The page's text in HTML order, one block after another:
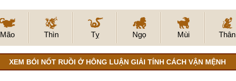
Mão Thìn Tỵ Ngọ Mùi Thân
XEM BÓI NỐT RUỒI Ở HÔNG LUẬN GIẢI TÍNH CÁCH VẬN MỆNH